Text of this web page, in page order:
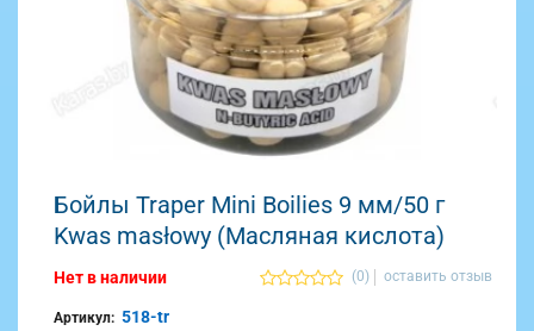
Бойлы Traper Mini Boilies 9 мм/50 г
Kwas masłowy (Масляная кислота)
Нет в наличии (0) оставить отзыв
Артикул: 518-tr